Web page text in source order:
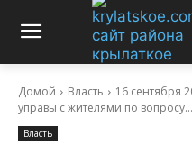
Домой Власть
16 сентября
управы с жителями по вопросу...
Власть